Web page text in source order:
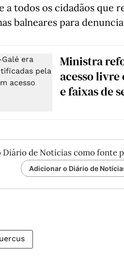
a todos os cidadãos que
balneares para
Ministra
acesso livre
e faixas de
Diário de Notícias como fonte
Adicionar o Diário de